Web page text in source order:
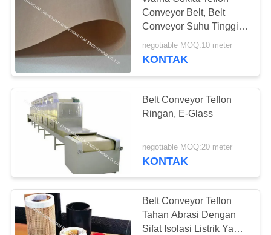
KAMI
PERMINTAAN
PENAWARAN
SITEMAP
PRIVACY
Kain Slide Udara
Poliester
tas filter debu
kolektor
Conveyor Belt, Belt
Conveyor Suhu Tinggi
Dengan Perekat Silikon
negotiable MOQ:10 meter
KONTAK
Belt Conveyor Teflon
Ringan, E-Glass
negotiable MOQ:20 meter
KONTAK
Belt Conveyor Teflon
Tahan Abrasi Dengan
Sifat Isolasi Listrik Yang